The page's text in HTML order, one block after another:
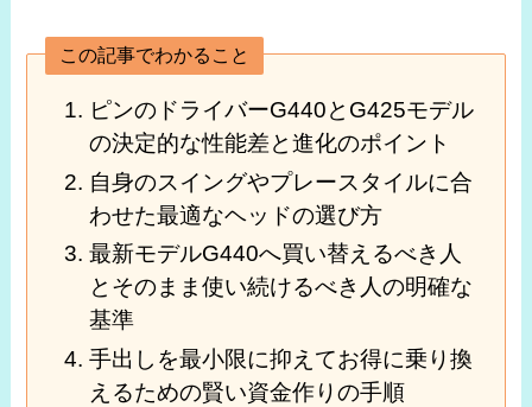
この記事でわかること
ピンのドライバーG440とG425モデル
の決定的な性能差と進化のポイント
自身のスイングやプレースタイルに合
わせた最適なヘッドの選び方
最新モデルG440へ買い替えるべき人
とそのまま使い続けるべき人の明確な
基準
手出しを最小限に抑えてお得に乗り換
えるための賢い資金作りの手順